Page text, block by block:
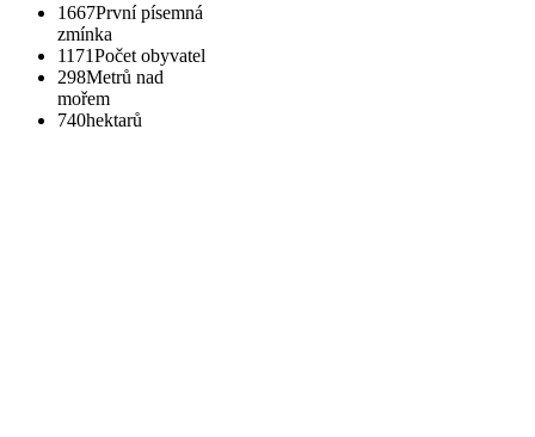
1667První písemná
zmínka
1171Počet obyvatel
298Metrů nad
mořem
740hektarů